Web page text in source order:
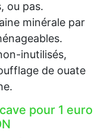
ou pas.
minérale par
inutilisés,
de ouate
pour 1 euro